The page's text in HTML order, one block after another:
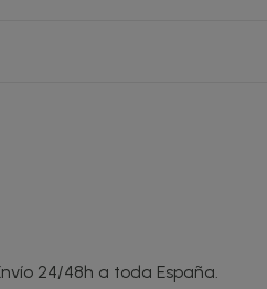
24/48h a toda España.